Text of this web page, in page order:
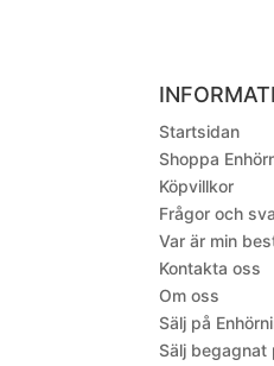
Startsidan
Shoppa
Köpvillkor
Frågor och
Var är min
Kontakta oss
Om oss
Sälj på
Sälj begagnat